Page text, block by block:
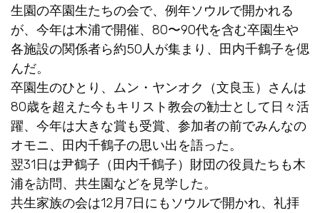
生園の卒園生たちの会で、例年ソウルで開かれる
が、今年は木浦で開催、80〜90代を含む卒園生や
各施設の関係者ら約50人が集まり、田内千鶴子を偲
んだ。
卒園生のひとり、ムン・ヤンオク（文良玉）さんは
80歳を超えた今もキリスト教会の勧士として日々活
躍、今年は大きな賞も受賞、参加者の前でみんなの
オモニ、田内千鶴子の思い出を語った。
翌31日は尹鶴子（田内千鶴子）財団の役員たちも木
浦を訪問、共生園などを見学した。
共生家族の会は12月7日にもソウルで開かれ、礼拝